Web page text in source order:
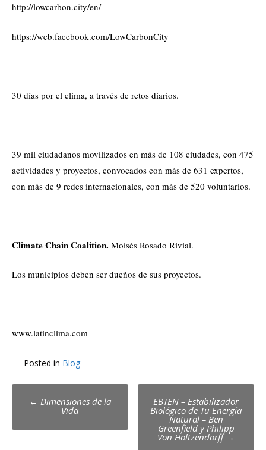
http://lowcarbon.city/en/
https://web.facebook.com/LowCarbonCity
30 días por el clima, a través de retos diarios.
39 mil ciudadanos movilizados en más de 108 ciudades, con 475
actividades y proyectos, convocados con más de 631 expertos,
con más de 9 redes internacionales, con más de 520 voluntarios.
Climate Chain Coalition. Moisés Rosado Rivial.
Los municipios deben ser dueños de sus proyectos.
www.latinclima.com
Posted in Blog
Post
navigation
← Dimensiones de la
Vida
EBTEN – Estabilizador
Biológico de Tu Energía
Natural – Ben
Greenfield y Philipp
Von Holtzendorff →